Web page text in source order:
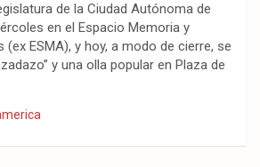
de la Ciudad Autónoma de
en el Espacio Memoria y
(ex ESMA), y hoy, a modo de cierre, se
y una olla popular en Plaza de